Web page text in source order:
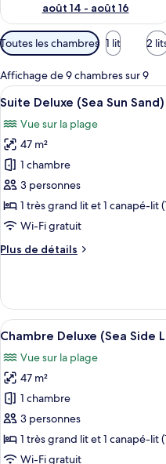
août 14 - août 16
Filtres
disponibles
pour
les
chambres
Toutes les chambres 1 lit 2
Affichage de 9 chambres sur 9
Afficher
toutes
les
photos
pour
ce
type
de
chambre :
Suite
Sun
Sand)
7
Suite Deluxe (Sea Sun Sand)
Vue sur la plage
47 m²
1 chambre
3 personnes
1 très grand lit et 1 canapé-lit
Wi-Fi gratuit
Plus de détails
Plus
le
type
de
Suite
Deluxe
(Sea
Sun
Sand)
Afficher
toutes
les
photos
pour
ce
type
de
7
Chambre Deluxe (Sea Side
Vue sur la plage
47 m²
1 chambre
3 personnes
1 très grand lit et 1 canapé-lit
Wi-Fi gratuit